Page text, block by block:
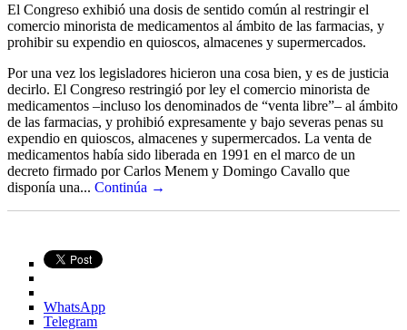
El Congreso exhibió una dosis de sentido común al restringir el
comercio minorista de medicamentos al ámbito de las farmacias, y
prohibir su expendio en quioscos, almacenes y supermercados.
Por una vez los legisladores hicieron una cosa bien, y es de justicia
decirlo. El Congreso restringió por ley el comercio minorista de
medicamentos –incluso los denominados de “venta libre”– al ámbito
de las farmacias, y prohibió expresamente y bajo severas penas su
expendio en quioscos, almacenes y supermercados. La venta de
medicamentos había sido liberada en 1991 en el marco de un
decreto firmado por Carlos Menem y Domingo Cavallo que
disponía una... Continúa →
WhatsApp
Telegram